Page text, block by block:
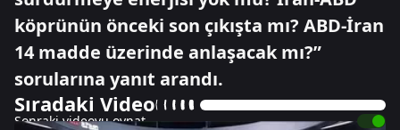
köprünün önceki son çıkışta mı? ABD-İran
14 madde üzerinde anlaşacak mı?”
sorularına yanıt arandı.
Sıradaki Video
Sonraki videoyu oynat